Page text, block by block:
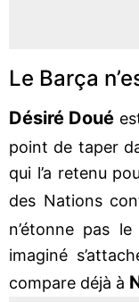
Le Barça
Désiré Doué
point de taper
qui l’a retenu
des Nations
n’étonne pas le
imaginé
compare déjà à